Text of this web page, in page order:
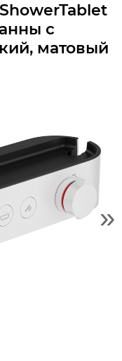
с
матовый
»